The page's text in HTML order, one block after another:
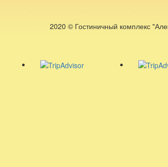
2020 © Гостиничный комплекс